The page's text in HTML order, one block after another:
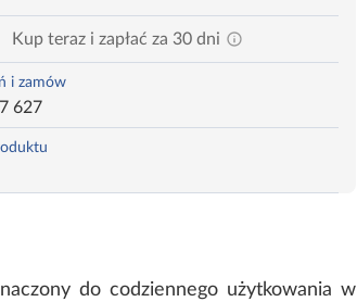
Kup teraz i zapłać za 30 dni
i zamów
627
do codziennego użytkowania w